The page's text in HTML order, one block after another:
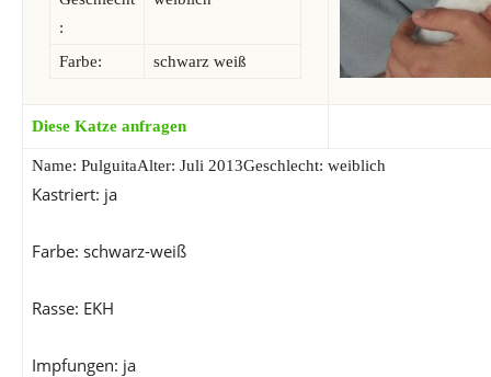
:
Farbe: schwarz weiß
Diese Katze anfragen
Name: PulguitaAlter: Juli 2013Geschlecht: weiblich
Kastriert: ja
Farbe: schwarz-weiß
Rasse: EKH
Impfungen: ja